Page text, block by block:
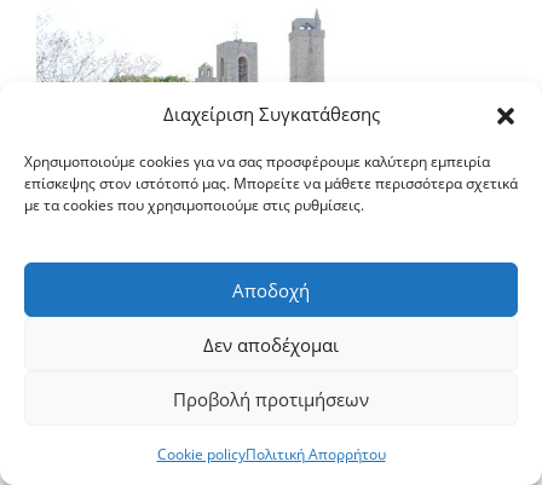
Διαχείριση Συγκατάθεσης
Χρησιμοποιούμε cookies για να σας προσφέρουμε καλύτερη εμπειρία
επίσκεψης στον ιστότοπό μας. Μπορείτε να μάθετε περισσότερα σχετικά
με τα cookies που χρησιμοποιούμε στις ρυθμίσεις.
Αποδοχή
Δεν αποδέχομαι
Προβολή προτιμήσεων
Cookie policyΠολιτική Απορρήτου
Στην γειτονική αποστολοβάδιστο και αγιοτόκο
Ιταλία μετέβη την παρελθούσα εβδομάδα ο Σεβ.
Μητροπολίτης Σερρών και Νιγρίτης κ. Θεολόγος,
επικεφαλής μικρής ομάδος συνεργατών του.